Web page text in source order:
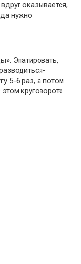
оказывается,
нужно
Эпатировать,
5-6 раз, а потом
круговороте